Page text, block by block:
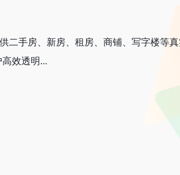
手房、新房、租房、商铺、写字楼等真
效透明...